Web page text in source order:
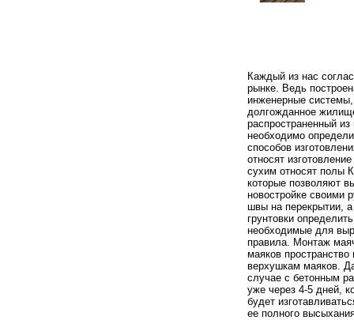
Каждый из нас
рынке. Ведь
инженерные системы,
долгожданное
распространенный
необходимо
способов
относят
сухим относят полы
которые позволяют
новостройке своими
швы на перекрытии,
грунтовки
необходимые для
правила. Монтаж
маяков
верхушкам маяков.
случае с бетонным
уже через 4-5 дней,
будет
ее полного